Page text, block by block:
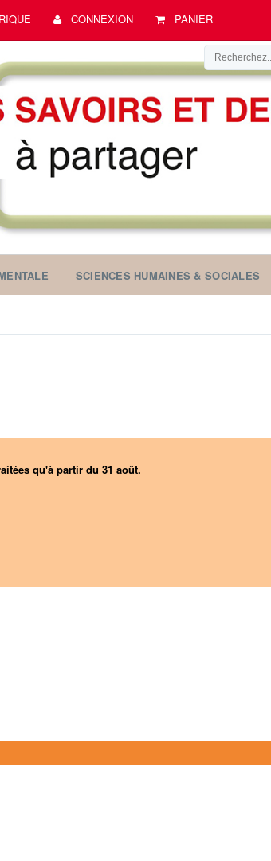
CONNEXION PANIER
SCIENCES HUMAINES & SOCIALES
qu'à partir du 31 août.